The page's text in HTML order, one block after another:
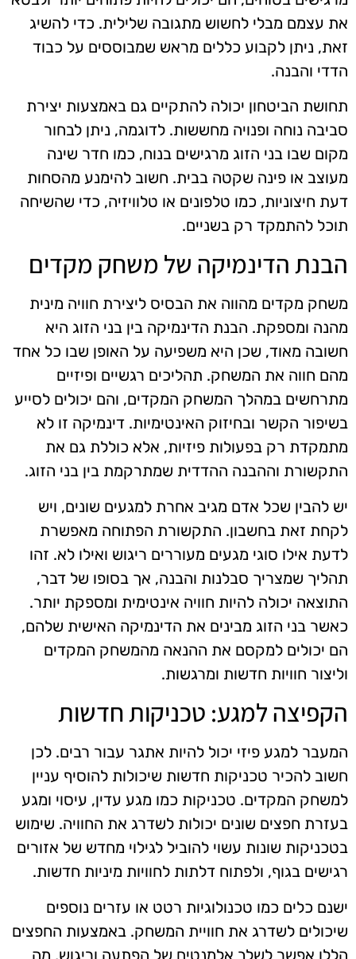
את עצמם מבלי לחשוש מתגובה שלילית. כדי להשיג
זאת, ניתן לקבוע כללים מראש שמבוססים על כבוד
הדדי והבנה.
תחושת הביטחון יכולה להתקיים גם באמצעות יצירת
סביבה נוחה ופנויה מחששות. לדוגמה, ניתן לבחור
מקום שבו בני הזוג מרגישים בנוח, כמו חדר שינה
מעוצב או פינה שקטה בבית. חשוב להימנע מהסחות
דעת חיצוניות, כמו טלפונים או טלוויזיה, כדי שהשיחה
תוכל להתמקד רק בשניים.
הבנת הדינמיקה של משחק מקדים
משחק מקדים מהווה את הבסיס ליצירת חוויה מינית
מהנה ומספקת. הבנת הדינמיקה בין בני הזוג היא
חשובה מאוד, שכן היא משפיעה על האופן שבו כל אחד
מהם חווה את המשחק. תהליכים רגשיים ופיזיים
מתרחשים במהלך המשחק המקדים, והם יכולים לסייע
בשיפור הקשר ובחיזוק האינטימיות. דינמיקה זו לא
מתמקדת רק בפעולות פיזיות, אלא כוללת גם את
התקשורת וההבנה ההדדית שמתרקמת בין בני הזוג.
יש להבין שכל אדם מגיב אחרת למגעים שונים, ויש
לקחת זאת בחשבון. התקשורת הפתוחה מאפשרת
לדעת אילו סוגי מגעים מעוררים ריגוש ואילו לא. זהו
תהליך שמצריך סבלנות והבנה, אך בסופו של דבר,
התוצאה יכולה להיות חוויה אינטימית ומספקת יותר.
כאשר בני הזוג מבינים את הדינמיקה האישית שלהם,
הם יכולים למקסם את ההנאה מהמשחק המקדים
וליצור חוויות חדשות ומרגשות.
הקפיצה למגע: טכניקות חדשות
המעבר למגע פיזי יכול להיות אתגר עבור רבים. לכן
חשוב להכיר טכניקות חדשות שיכולות להוסיף עניין
למשחק המקדים. טכניקות כמו מגע עדין, עיסוי ומגע
בעזרת חפצים שונים יכולות לשדרג את החוויה. שימוש
בטכניקות שונות עשוי להוביל לגילוי מחדש של אזורים
רגישים בגוף, ולפתוח דלתות לחוויות מיניות חדשות.
ישנם כלים כמו טכנולוגיות רטט או עזרים נוספים
שיכולים לשדרג את חוויית המשחק. באמצעות החפצים
הללו אפשר לשלב אלמנטים של הפתעה וריגוש, מה